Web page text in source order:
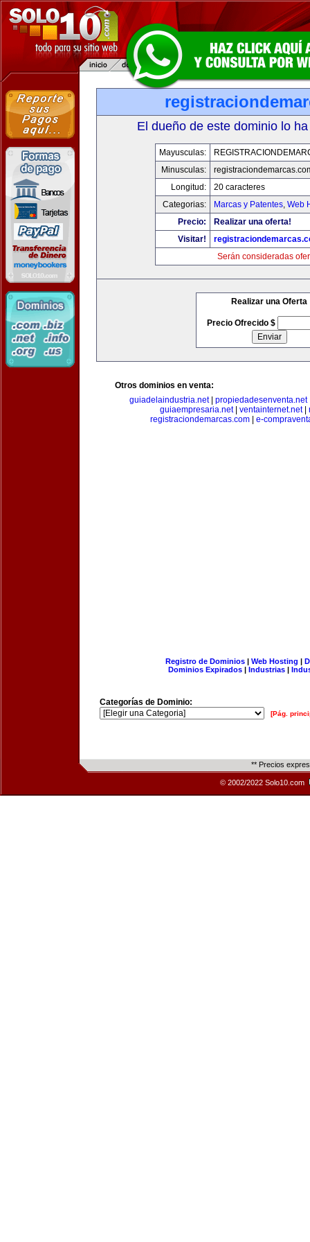
El dueño de este dominio lo
Mayusculas:
Minusculas:
Longitud:
20 caracteres
Categorias:
Marcas y Patentes, Web
Precio:
Realizar una oferta!
Visitar!
Serán consideradas
Realizar una Oferta
Precio Ofrecido $
Otros dominios en venta:
guiadelaindustria.net propiedadesenventa.net
guiaempresaria.net| ventainternet.net|
registraciondemarcas.com
e-
Registro de Dominios| Web Hosting |
Dominios Expirados | Industrias |
Categorías de Dominio:
[Pág.
** Precios
© 2002/2022 Solo10.com